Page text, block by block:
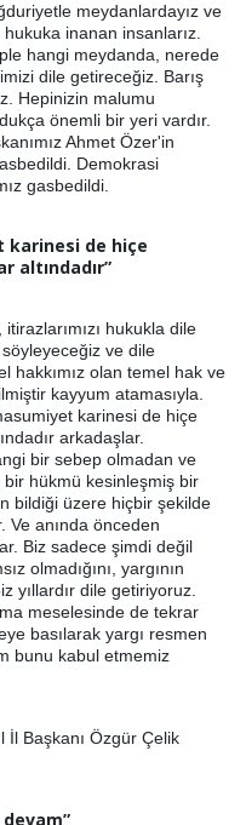
meydanlardayız ve
inanan insanlarız.
hangi meydanda, nerede
dile getireceğiz. Barış
Hepinizin malumu
önemli bir yeri vardır.
Ahmet Özer'in
Demokrasi
gasbedildi.
karinesi de hiçe
altındadır”
hukukla dile
ve dile
hakkımız olan temel hak ve
kayyum atamasıyla.
karinesi de hiçe
arkadaşlar.
bir sebep olmadan ve
hükmü kesinleşmiş bir
bildiği üzere hiçbir şekilde
Ve anında önceden
Biz sadece şimdi değil
olmadığını, yargının
yıllardır dile getiriyoruz.
meselesinde de tekrar
basılarak yargı resmen
bunu kabul etmemiz
İl Başkanı Özgür Çelik